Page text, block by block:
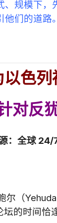
规模下
们的道路。
以色列
对反
：全球 24/
尔（
的时间恰